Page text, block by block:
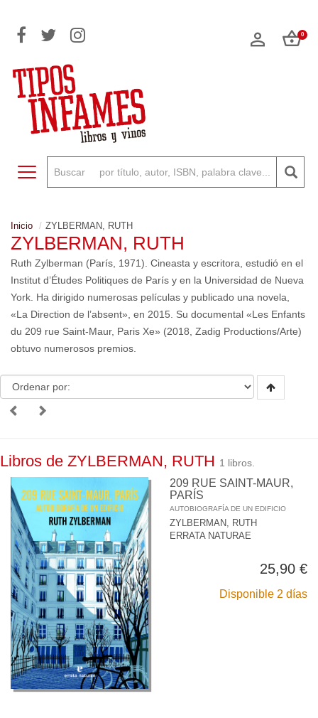
0
Toggle navigation
Inicio ZYLBERMAN, RUTH
ZYLBERMAN, RUTH
Ruth Zylberman (París, 1971). Cineasta y escritora, estudió en el
Institut d’Études Politiques de París y en la Universidad de Nueva
York. Ha dirigido numerosas películas y publicado una novela,
«La Direction de l’absent», en 2015. Su documental «Les Enfants
du 209 rue Saint-Maur, Paris Xe» (2018, Zadig Productions/Arte)
obtuvo numerosos premios.
Libros de ZYLBERMAN, RUTH 1 libros.
209 RUE SAINT-MAUR,
PARÍS
AUTOBIOGRAFÍA DE UN EDIFICIO
ZYLBERMAN, RUTH
ERRATA NATURAE
25,90 €
Disponible 2 días